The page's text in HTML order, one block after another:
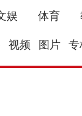
娱 体育
视频 图片 专